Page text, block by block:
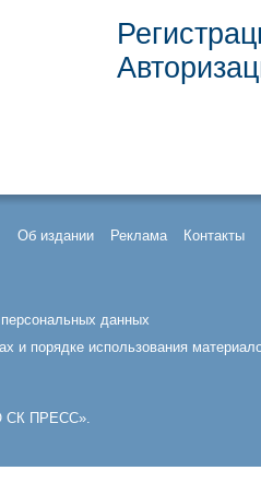
Об издании Реклама Контакты
данных
и порядке использования
СК ПРЕСС».